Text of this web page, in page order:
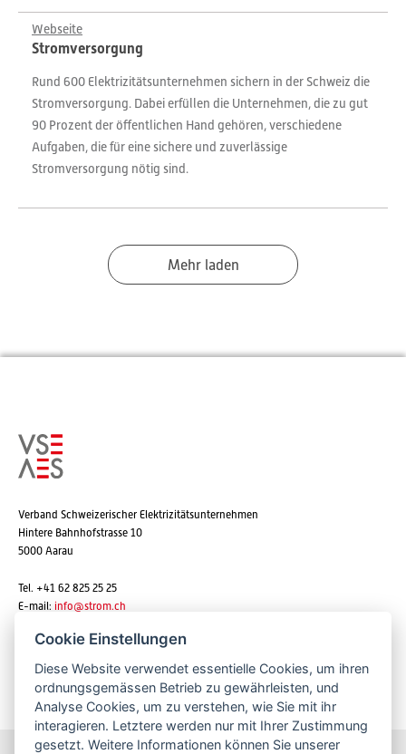
Webseite
Stromversorgung
Rund 600 Elektrizitätsunternehmen sichern in der Schweiz die
Stromversorgung. Dabei erfüllen die Unternehmen, die zu gut
90 Prozent der öffentlichen Hand gehören, verschiedene
Aufgaben, die für eine sichere und zuverlässige
Stromversorgung nötig sind.
Mehr laden
Verband Schweizerischer Elektrizitätsunternehmen
Hintere Bahnhofstrasse 10
5000 Aarau
Tel. +41 62 825 25 25
E-mail: info@strom.ch
Newsletter abonnieren
Cookie Einstellungen
Diese Website verwendet essentielle Cookies, um ihren
ordnungsgemässen Betrieb zu gewährleisten, und
Analyse Cookies, um zu verstehen, wie Sie mit ihr
interagieren. Letztere werden nur mit Ihrer Zustimmung
gesetzt. Weitere Informationen können Sie unserer